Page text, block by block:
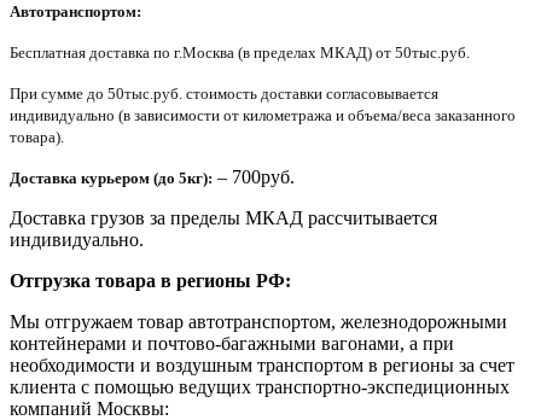
Автотранспортом:
Бесплатная доставка по г.Москва (в пределах МКАД) от 50тыс.руб.
При сумме до 50тыс.руб. стоимость доставки согласовывается
индивидуально (в зависимости от километража и объема/веса заказанного
товара).
Доставка курьером (до 5кг): – 700руб.
Доставка грузов за пределы МКАД рассчитывается
индивидуально.
Отгрузка товара в регионы РФ:
Мы отгружаем товар автотранспортом, железнодорожными
контейнерами и почтово-багажными вагонами, а при
необходимости и воздушным транспортом в регионы за счет
клиента с помощью ведущих транспортно-экспедиционных
компаний Москвы: